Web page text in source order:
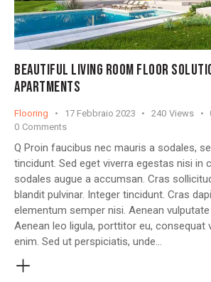
BEAUTIFUL LIVING ROOM FLOOR
APARTMENTS
Flooring 17 Febbraio 2023 240 Views
0 Comments
Q Proin faucibus nec mauris a sodales,
tincidunt. Sed eget viverra egestas nisi in
sodales augue a accumsan. Cras
blandit pulvinar. Integer tincidunt. Cras
elementum semper nisi. Aenean
Aenean leo ligula, porttitor eu, consequat
enim. Sed ut perspiciatis, unde…